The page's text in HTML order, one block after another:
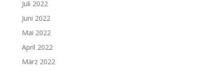
Juli 2022
Juni 2022
Mai 2022
April 2022
März 2022